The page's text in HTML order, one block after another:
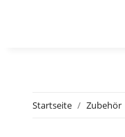
Startseite Zubehör